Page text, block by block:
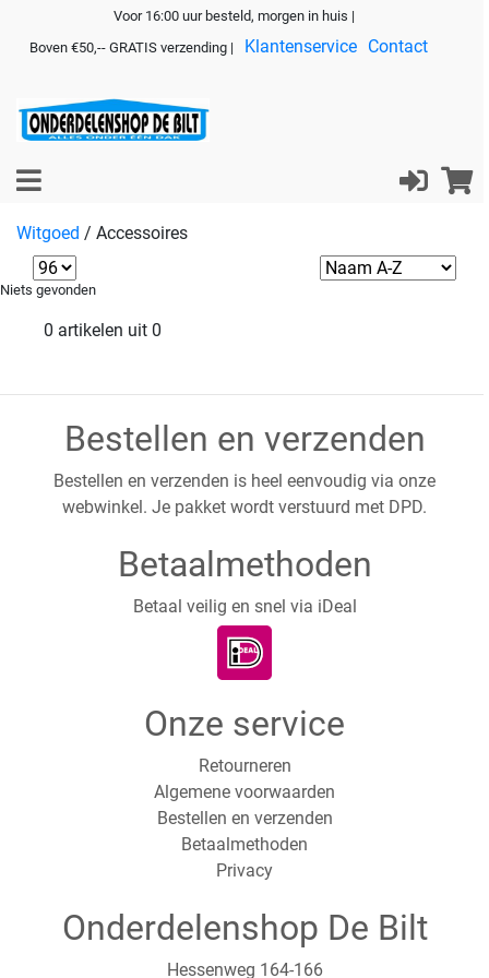
Voor 16:00 uur besteld, morgen in huis |
Boven €50,-- GRATIS verzending |
Klantenservice Contact
Witgoed / Accessoires
Niets gevonden
0 artikelen uit 0
Bestellen en verzenden
Bestellen en verzenden is heel eenvoudig via onze
webwinkel. Je pakket wordt verstuurd met DPD.
Betaalmethoden
Betaal veilig en snel via iDeal
Onze service
Retourneren
Algemene voorwaarden
Bestellen en verzenden
Betaalmethoden
Privacy
Onderdelenshop De Bilt
Hessenweg 164-166